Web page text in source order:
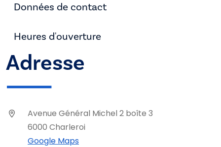
Données de contact
Heures d'ouverture
Adresse
Avenue Général Michel 2 boîte 3
6000 Charleroi
Google Maps